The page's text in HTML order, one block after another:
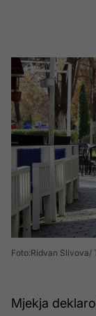
Foto:Ridvan Slivova/
Mjekja